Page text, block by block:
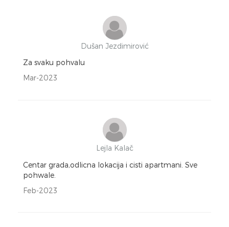
Dušan Jezdimirović
Za svaku pohvalu
Mar-2023
Lejla Kalač
Centar grada,odlicna lokacija i cisti apartmani. Sve
pohwale.
Feb-2023